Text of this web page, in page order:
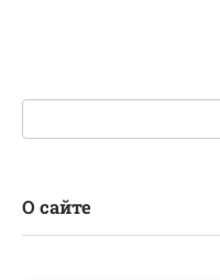
Поиск:
О сайте